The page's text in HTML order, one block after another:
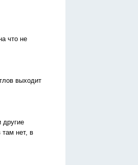
что не
выходит
другие
там нет, в